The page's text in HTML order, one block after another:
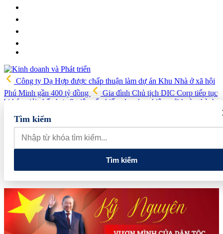
Công ty Dạ Hợp được chấp thuận làm dự án Khu Nhà ở xã hội
Phú Minh gần 400 tỷ đồng
Gia đình Chủ tịch DIC Corp tiếp tục
bị bán giải chấp hơn 8 triệu cổ phiếu, doanh nghiệp mới hoàn thành
khoảng 1/4 kế hoạch năm
quay đầu giảm sâu
Thiết lập các cơ chế, chính sách đặc thù để
thúc đẩy phát triển khu kinh tế đặc biệt
7/8: Dầu thế giới bật tăng mạnh, giá xăng trong nước đồng loạt giảm
Tìm kiếm
Tìm kiếm